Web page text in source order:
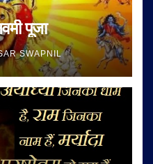
पूजा
SWAPNIL